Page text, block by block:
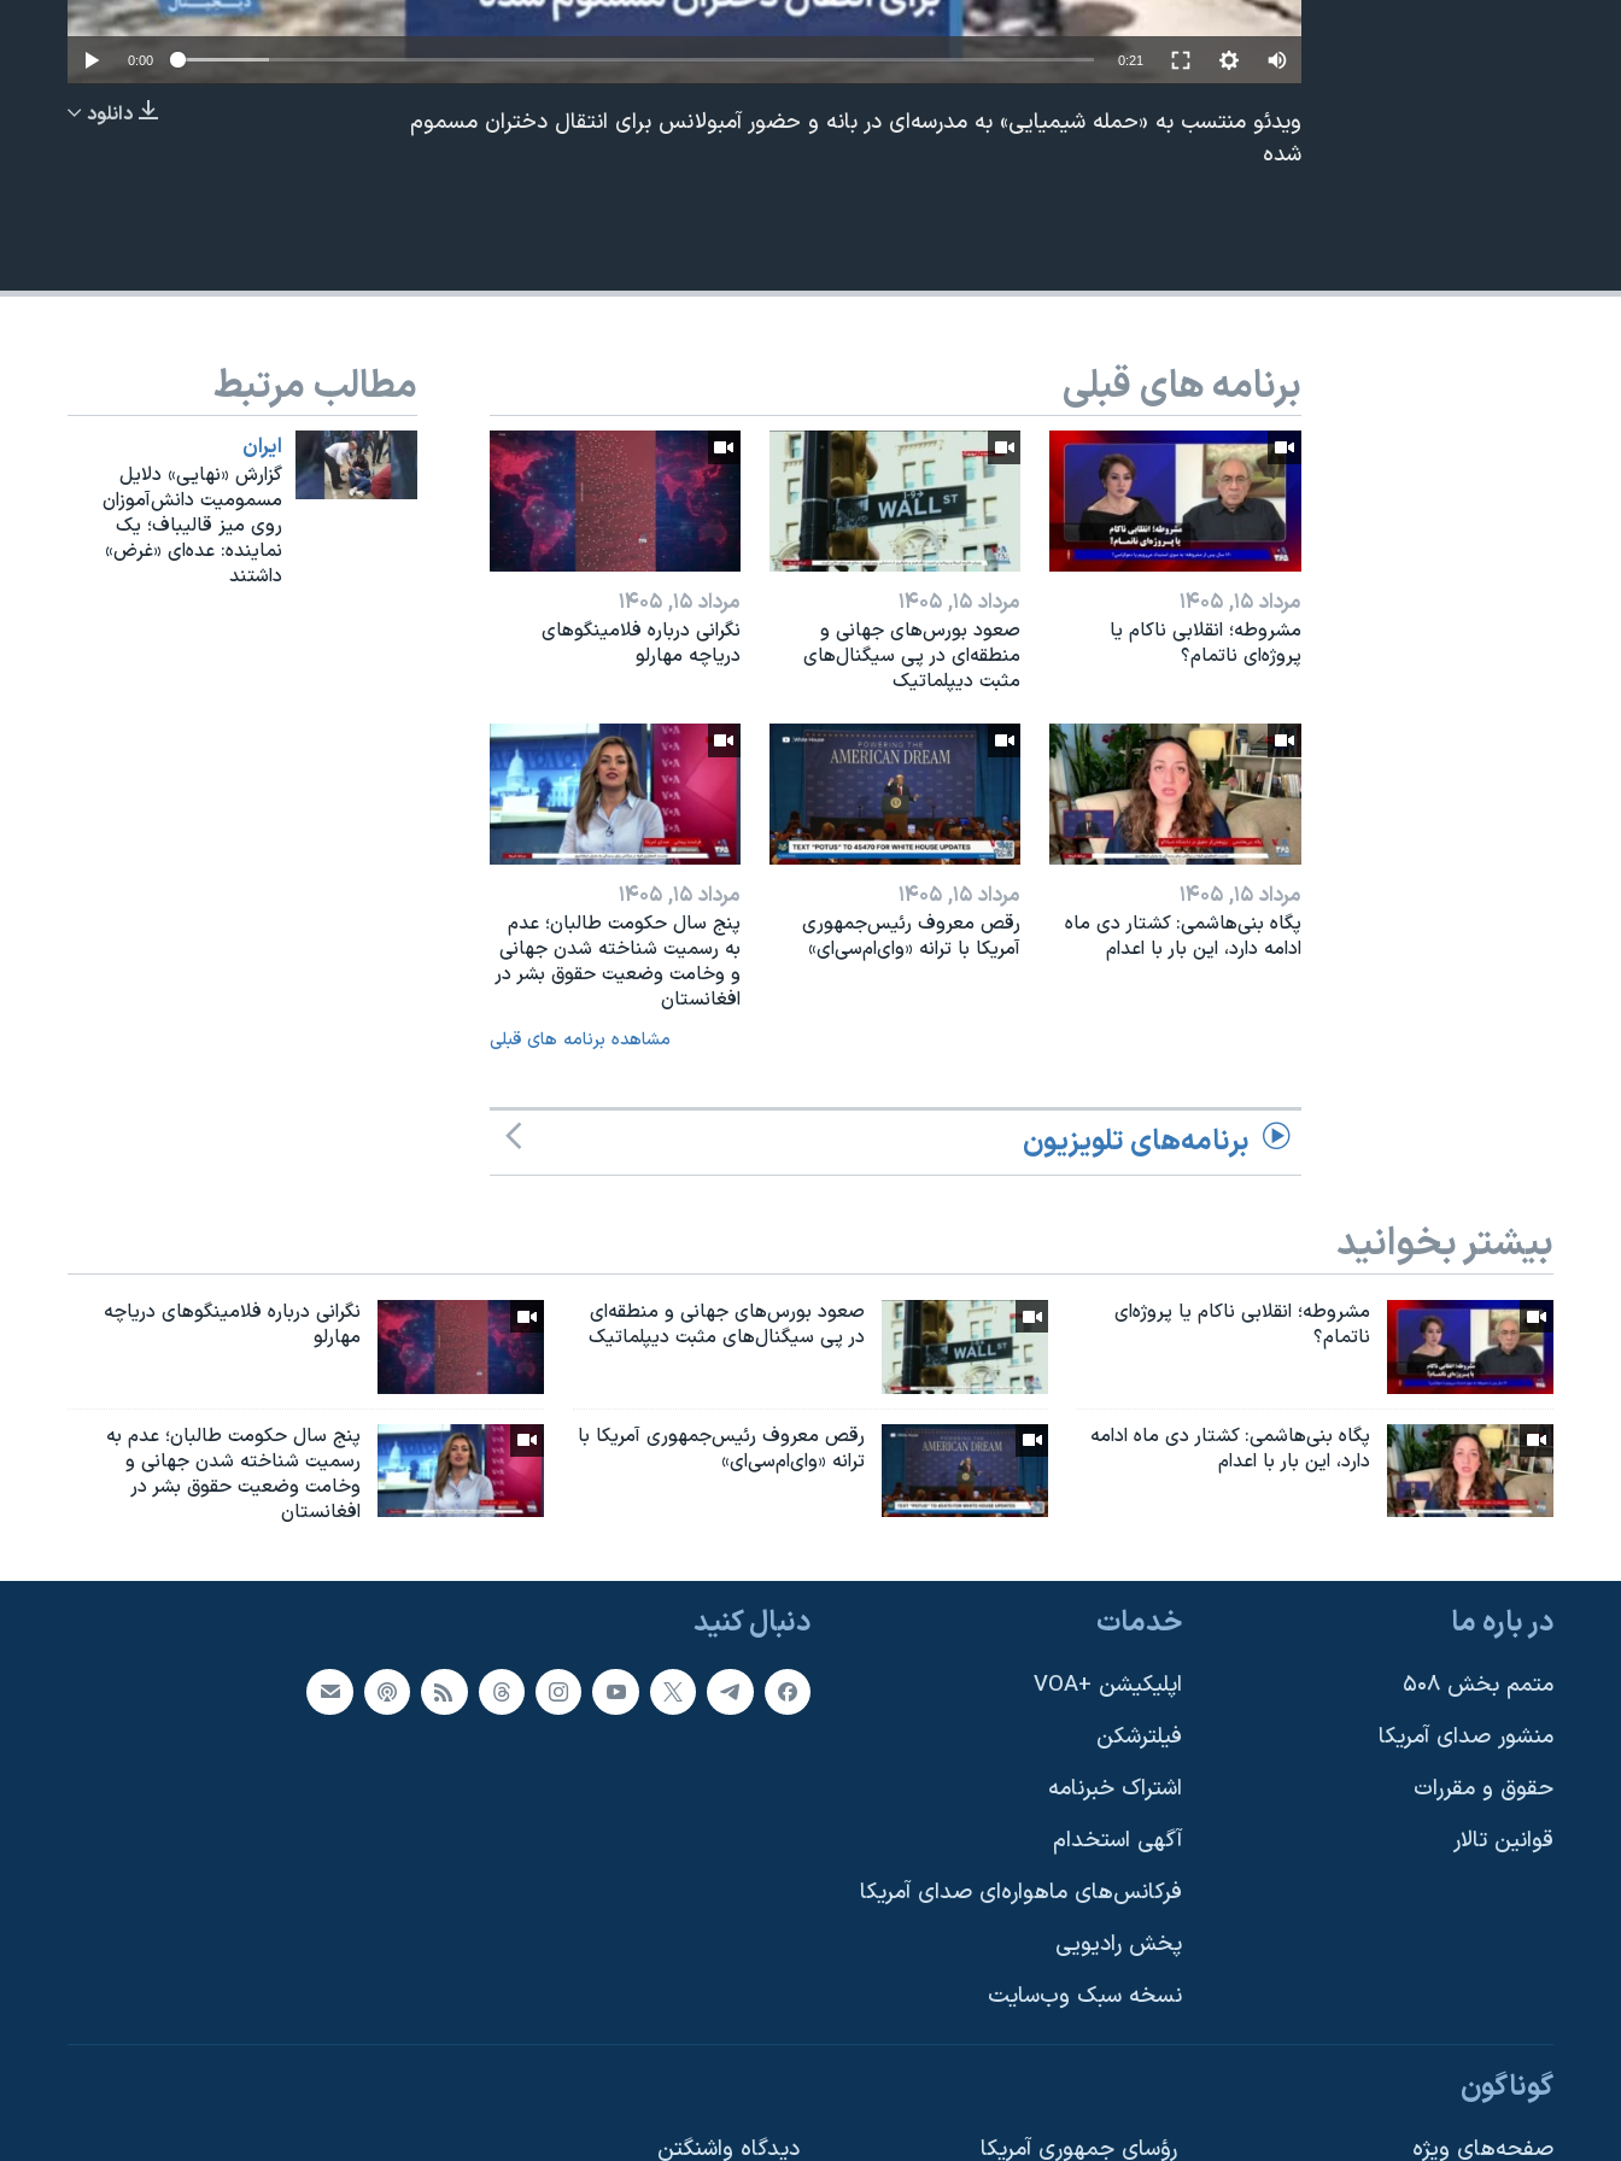
دنبال کنید
EMBED
0:00 0:21
دانلود
ویدئو منتسب به «حمله شیمیایی» به مدرسه‌ای در بانه و حضور آمبولانس برای انتقال دختران مسموم
شده
مطالب مرتبط
ايران
گزارش «نهایی» دلایل
مسمومیت دانش‌آموزان
روی میز قالیباف؛ یک
نماینده: عده‌ای «غرض»
داشتند
برنامه های قبلی
مرداد ۱۵, ۱۴۰۵
مشروطه؛ انقلابى ناكام یا
پروژه‌ای نا‌تمام؟
مرداد ۱۵, ۱۴۰۵
صعود بورس‌های جهانی و
منطقه‌ای در پی سیگنال‌های
مثبت دیپلماتیک
مرداد ۱۵, ۱۴۰۵
نگرانی درباره فلامینگوهای
دریاچه مهارلو
مرداد ۱۵, ۱۴۰۵
پگاه بنی‌هاشمی: کشتار دی ماه
ادامه دارد، این بار با اعدام
مرداد ۱۵, ۱۴۰۵
رقص معروف رئیس‌جمهوری
آمریکا با ترانه «وای‌ام‌سی‌ای»
مرداد ۱۵, ۱۴۰۵
پنج سال حکومت طالبان؛ عدم
به رسمیت شناخته شدن جهانی
و وخامت وضعیت حقوق بشر در
افغانستان
مشاهده برنامه های قبلی
برنامه‌های تلویزیون
بیشتر بخوانید
مشروطه؛ انقلابى ناكام یا پروژه‌ای
نا‌تمام؟
صعود بورس‌های جهانی و منطقه‌ای
در پی سیگنال‌های مثبت دیپلماتیک
نگرانی درباره فلامینگوهای دریاچه
مهارلو
پگاه بنی‌هاشمی: کشتار دی ماه ادامه
دارد، این بار با اعدام
رقص معروف رئیس‌جمهوری آمریکا با
ترانه «وای‌ام‌سی‌ای»
پنج سال حکومت طالبان؛ عدم به
رسمیت شناخته شدن جهانی و
وخامت وضعیت حقوق بشر در
افغانستان
دنبال کنید در باره ما
متمم بخش ۵۰۸
منشور صدای آمریکا
حقوق و مقررات
قوانین تالار
خدمات
اپلیکیشن +VOA
فیلترشکن
اشتراک خبرنامه
آگهی استخدام
فرکانس‌های ماهواره‌ای صدای آمریکا
پخش رادیویی
نسخه سبک وب‌سایت
گوناگون
صفحه‌های ویژه رؤسای جمهوری آمریکا دیدگاه‌ واشنگتن